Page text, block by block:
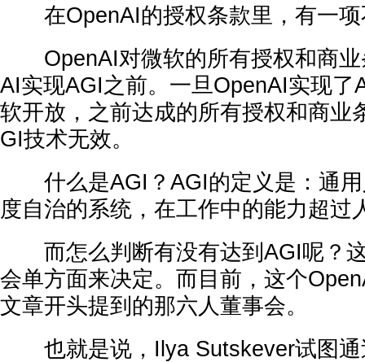
在OpenAI的授权条款里，有一项
OpenAI对微软的所有授权和商业
AI实现AGI之前。一旦OpenAI实现了
软开放，之前达成的所有授权和商业
GI技术无效。
什么是AGI？AGI的定义是：通用
度自治的系统，在工作中的能力超过
而怎么判断有没有达到AGI呢？
会单方面来决定。而目前，这个
文章开头提到的那六人董事会。
也就是说，Ilya Sutskever试图通